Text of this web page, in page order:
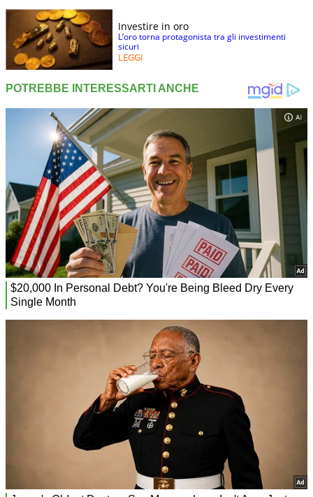
Investire in oro
L’oro torna protagonista tra gli investimenti
sicuri
LEGGI